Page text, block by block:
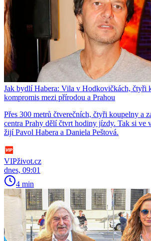
Jak bydlí Habera: Vila v Hodkovičkách, čtyři
kompromis mezi přírodou a Prahou
Přes 300 metrů čtverečních, čtyři koupelny a
centra Prahy dělí čtvrt hodiny jízdy. Tak si ve
žijí Pavol Habera a Daniela Peštová.
VIPživot.cz
dnes, 09:01
4 min